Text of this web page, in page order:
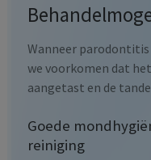
Wanneer
we voorkomen dat
aangetast en de
Goede
reiniging